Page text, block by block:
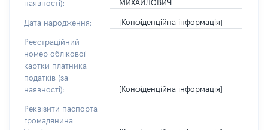
наявності):
МИХАЙЛОВИЧ
Дата народження: [Конфіденційна інформація]
Реєстраційний
номер облікової
картки платника
податків (за
наявності):
[Конфіденційна інформація]
Реквізити паспорта
громадянина